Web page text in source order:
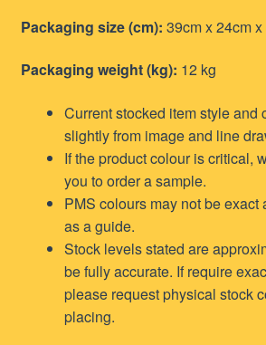
Packaging size (cm): 39cm x 24cm
Packaging weight (kg): 12 kg
Current stocked item style and
slightly from image and line
If the product colour is critical,
you to order a sample.
PMS colours may not be exact
as a guide.
Stock levels stated are
be fully accurate. If require
please request physical stock
placing.